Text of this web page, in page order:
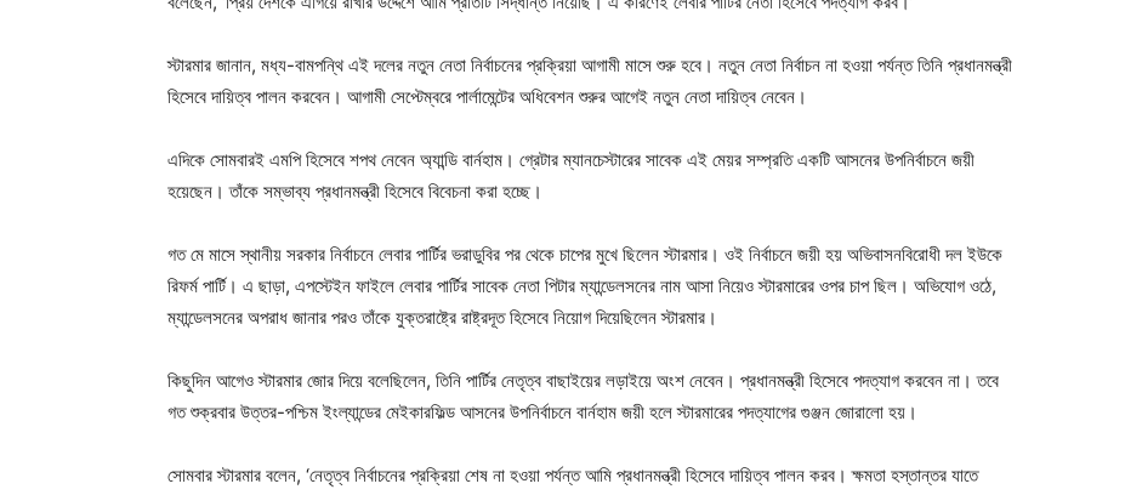
স্টারমার জানান, মধ্য-বামপন্থি এই দলের নতুন নেতা নির্বাচনের প্রক্রিয়া আগামী মাসে শুরু হবে। নতুন নেতা নির্বাচন না হওয়া পর্যন্ত তিনি প্রধানমন্ত্রী
হিসেবে দায়িত্ব পালন করবেন। আগামী সেপ্টেম্বরে পার্লামেন্টের অধিবেশন শুরুর আগেই নতুন নেতা দায়িত্ব নেবেন।
এদিকে সোমবারই এমপি হিসেবে শপথ নেবেন অ্যান্ডি বার্নহাম। গ্রেটার ম্যানচেস্টারের সাবেক এই মেয়র সম্প্রতি একটি আসনের উপনির্বাচনে জয়ী
হয়েছেন। তাঁকে সম্ভাব্য প্রধানমন্ত্রী হিসেবে বিবেচনা করা হচ্ছে।
গত মে মাসে স্থানীয় সরকার নির্বাচনে লেবার পার্টির ভরাডুবির পর থেকে চাপের মুখে ছিলেন স্টারমার। ওই নির্বাচনে জয়ী হয় অভিবাসনবিরোধী দল ইউকে
রিফর্ম পার্টি। এ ছাড়া, এপস্টেইন ফাইলে লেবার পার্টির সাবেক নেতা পিটার ম্যান্ডেলসনের নাম আসা নিয়েও স্টারমারের ওপর চাপ ছিল। অভিযোগ ওঠে,
ম্যান্ডেলসনের অপরাধ জানার পরও তাঁকে যুক্তরাষ্ট্রে রাষ্ট্রদূত হিসেবে নিয়োগ দিয়েছিলেন স্টারমার।
কিছুদিন আগেও স্টারমার জোর দিয়ে বলেছিলেন, তিনি পার্টির নেতৃত্ব বাছাইয়ের লড়াইয়ে অংশ নেবেন। প্রধানমন্ত্রী হিসেবে পদত্যাগ করবেন না। তবে
গত শুক্রবার উত্তর-পশ্চিম ইংল্যান্ডের মেইকারফিল্ড আসনের উপনির্বাচনে বার্নহাম জয়ী হলে স্টারমারের পদত্যাগের গুঞ্জন জোরালো হয়।
সোমবার স্টারমার বলেন, ‘নেতৃত্ব নির্বাচনের প্রক্রিয়া শেষ না হওয়া পর্যন্ত আমি প্রধানমন্ত্রী হিসেবে দায়িত্ব পালন করব। ক্ষমতা হস্তান্তর যাতে